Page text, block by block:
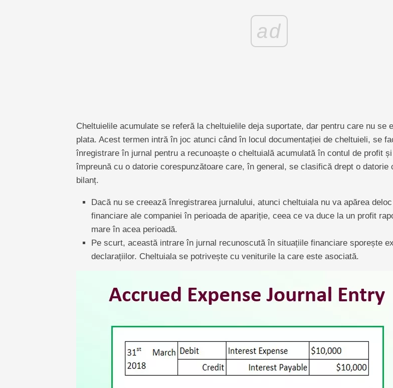
ad
Cheltuielile acumulate se referă la cheltuielile deja suportate, dar pentru care nu se
plata. Acest termen intră în joc atunci când în locul documentației de cheltuieli, se
înregistrare în jurnal pentru a recunoaște o cheltuială acumulată în contul de profit
împreună cu o datorie corespunzătoare care, în general, se clasifică drept o datorie
bilanț.
Dacă nu se creează înregistrarea jurnalului, atunci cheltuiala nu va apărea
financiare ale companiei în perioada de apariție, ceea ce va duce la un profit
mare în acea perioadă.
Pe scurt, această intrare în jurnal recunoscută în situațiile financiare sporește
declarațiilor. Cheltuiala se potrivește cu veniturile la care este asociată.